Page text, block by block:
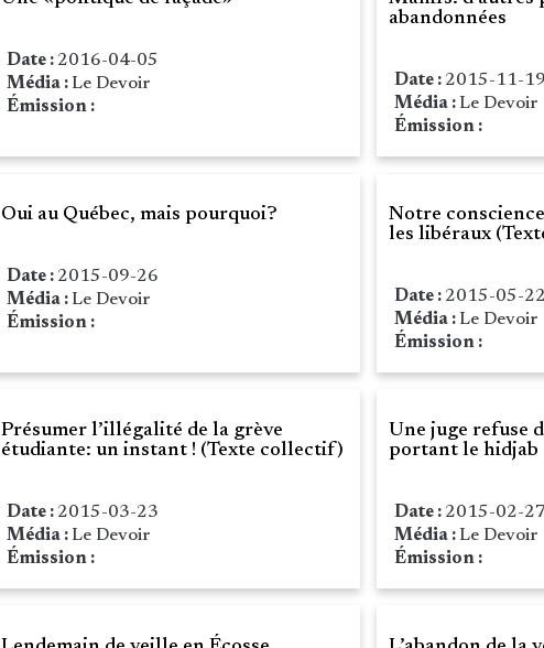
Date : 2016-04-05
Média : Le Devoir
Émission :
abandonnées
Date : 2015-11-19
Média : Le Devoir
Émission :
Oui au Québec, mais pourquoi?
Date : 2015-09-26
Média : Le Devoir
Émission :
Notre
les libéraux
Date : 2015-05-22
Média : Le Devoir
Émission :
Présumer l’illégalité de la grève
étudiante: un instant ! (Texte collectif)
Date : 2015-03-23
Média : Le Devoir
Émission :
Une juge refuse
portant le hidjab
Date : 2015-02-27
Média : Le Devoir
Émission :